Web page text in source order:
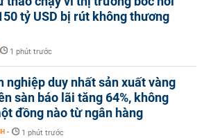
tỷ USD bị rút không thương
1 phút trước
nghiệp duy nhất sản xuất vàng
sàn báo lãi tăng 64%, không
đồng nào từ ngân hàng
- 1 phút trước